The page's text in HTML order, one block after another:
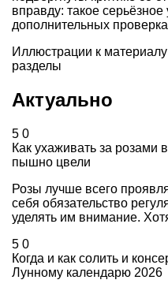
вправду: такое
дополнительных
Иллюстрации к
разделы
Актуально
5 0
Как ухаживать за розами
пышно цвели
Розы лучше всего
себя обязательство
уделять им внимание.
5 0
Когда и как солить и
Лунному календарю 2026